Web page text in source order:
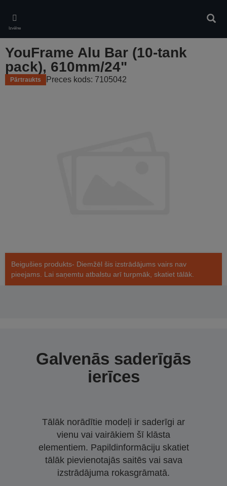
main
content
Izvēlne
YouFrame Alu Bar (10-tank
pack), 610mm/24"
Pārtraukts Preces kods: 7105042
Beigušies produkts- Diemžēl šis izstrādājums vairs nav
pieejams. Lai saņemtu atbalstu arī turpmāk, skatiet tālāk.
Galvenās saderīgās
ierīces
Tālāk norādītie modeļi ir saderīgi ar
vienu vai vairākiem šī klāsta
elementiem. Papildinformāciju skatiet
tālāk pievienotajās saitēs vai sava
izstrādājuma rokasgrāmatā.